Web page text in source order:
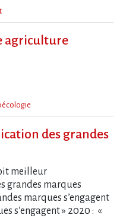
agriculture
des grandes
meilleur
grandes marques
marques s’engagent
s’engagent » 2020 : «